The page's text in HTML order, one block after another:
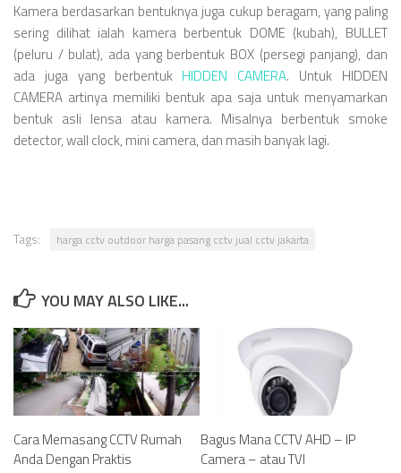
Kamera berdasarkan bentuknya juga cukup beragam, yang paling
sering dilihat ialah kamera berbentuk DOME (kubah), BULLET
(peluru / bulat), ada yang berbentuk BOX (persegi panjang), dan
ada juga yang berbentuk HIDDEN CAMERA. Untuk HIDDEN
CAMERA artinya memiliki bentuk apa saja untuk menyamarkan
bentuk asli lensa atau kamera. Misalnya berbentuk smoke
detector, wall clock, mini camera, dan masih banyak lagi.
Tags: harga cctv outdoor harga pasang cctv jual cctv jakarta
YOU MAY ALSO LIKE...
Cara Memasang CCTV Rumah
Anda Dengan Praktis
Bagus Mana CCTV AHD – IP
Camera – atau TVI